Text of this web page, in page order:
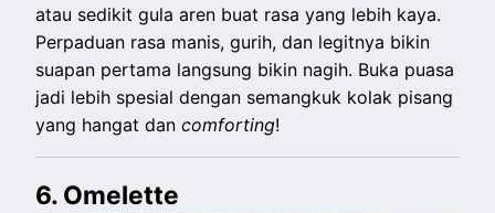
atau sedikit gula aren buat rasa yang lebih kaya.
Perpaduan rasa manis, gurih, dan legitnya bikin
suapan pertama langsung bikin nagih. Buka puasa
jadi lebih spesial dengan semangkuk kolak pisang
yang hangat dancomforting!
6. Omelette